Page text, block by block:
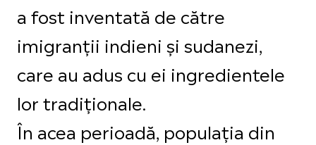
a fost inventată de către
imigranții indieni și sudanezi,
care au adus cu ei ingredientele
lor tradiționale.
În acea perioadă, populația din